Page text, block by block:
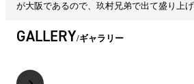
が大阪であるので、玖村兄弟で出て盛り上げ
GALLERY ギャラリー